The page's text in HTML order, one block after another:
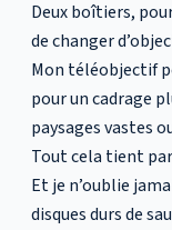
Deux boîtiers,
de changer
Mon téléobjectif
pour un cadrage
paysages vastes
Tout cela tient
Et je n’oublie
disques durs de